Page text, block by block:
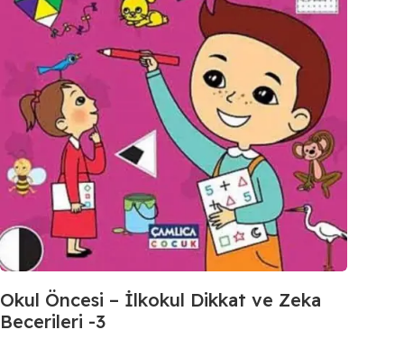
Okul Öncesi – İlkokul Dikkat ve Zeka
Becerileri -3